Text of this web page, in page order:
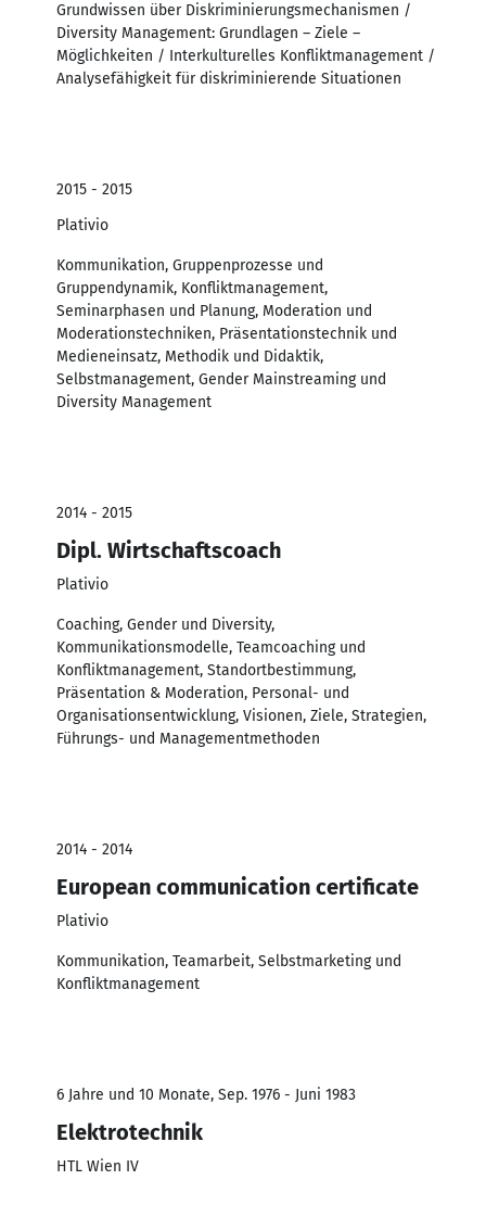
Grundwissen über Diskriminierungsmechanismen /
Diversity Management: Grundlagen – Ziele –
Möglichkeiten / Interkulturelles Konfliktmanagement /
Analysefähigkeit für diskriminierende Situationen
2015 - 2015
Plativio
Kommunikation, Gruppenprozesse und
Gruppendynamik, Konfliktmanagement,
Seminarphasen und Planung, Moderation und
Moderationstechniken, Präsentationstechnik und
Medieneinsatz, Methodik und Didaktik,
Selbstmanagement, Gender Mainstreaming und
Diversity Management
2014 - 2015
Dipl. Wirtschaftscoach
Plativio
Coaching, Gender und Diversity,
Kommunikationsmodelle, Teamcoaching und
Konfliktmanagement, Standortbestimmung,
Präsentation & Moderation, Personal- und
Organisationsentwicklung, Visionen, Ziele, Strategien,
Führungs- und Managementmethoden
2014 - 2014
European communication certificate
Plativio
Kommunikation, Teamarbeit, Selbstmarketing und
Konfliktmanagement
6 Jahre und 10 Monate, Sep. 1976 - Juni 1983
Elektrotechnik
HTL Wien IV